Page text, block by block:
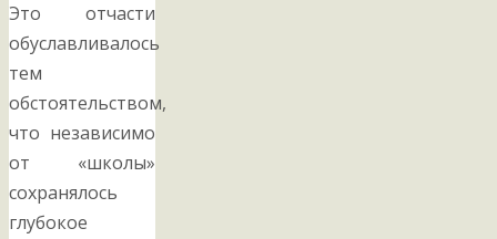
Это отчасти
обуславливалось
тем
обстоятельством,
что независимо
от «школы»
сохранялось
глубокое